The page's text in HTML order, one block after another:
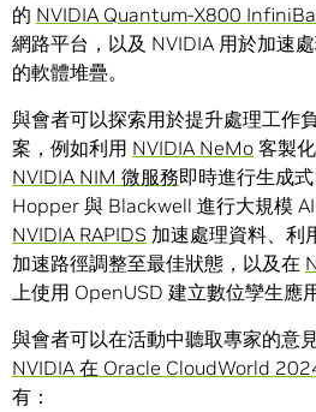
的 NVIDIA Quantum-X800
網路平台，以及 NVIDIA 用於加速
的軟體堆疊。
與會者可以探索用於提升處理工作
案，例如利用 NVIDIA NeMo 客製
NVIDIA NIM 微服務即時進行生成
Hopper 與 Blackwell 進行大規模
NVIDIA RAPIDS 加速處理資料、利
加速路徑調整至最佳狀態，以及在
上使用 OpenUSD 建立數位孿生應
與會者可以在活動中聽取專家的意
NVIDIA 在 Oracle CloudWorld
有：